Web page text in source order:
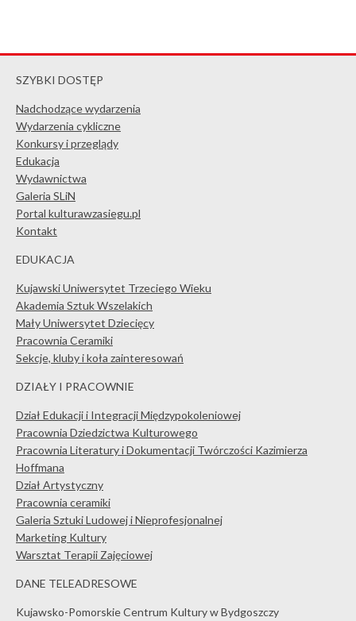
SZYBKI DOSTĘP
Nadchodzące wydarzenia
Wydarzenia cykliczne
Konkursy i przeglądy
Edukacja
Wydawnictwa
Galeria SLiN
Portal kulturawzasiegu.pl
Kontakt
EDUKACJA
Kujawski Uniwersytet Trzeciego Wieku
Akademia Sztuk Wszelakich
Mały Uniwersytet Dziecięcy
Pracownia Ceramiki
Sekcje, kluby i koła zainteresowań
DZIAŁY I PRACOWNIE
Dział Edukacji i Integracji Międzypokoleniowej
Pracownia Dziedzictwa Kulturowego
Pracownia Literatury i Dokumentacji Twórczości Kazimierza
Hoffmana
Dział Artystyczny
Pracownia ceramiki
Galeria Sztuki Ludowej i Nieprofesjonalnej
Marketing Kultury
Warsztat Terapii Zajęciowej
DANE TELEADRESOWE
Kujawsko-Pomorskie Centrum Kultury w Bydgoszczy